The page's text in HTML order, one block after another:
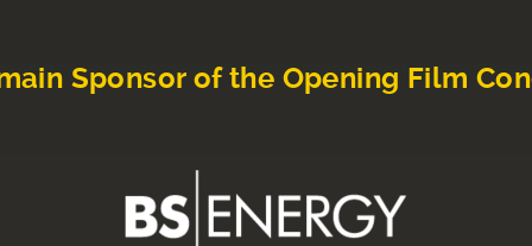
Sponsor of the Opening Film